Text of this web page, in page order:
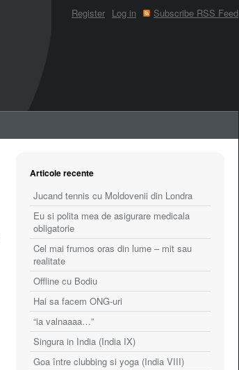
Register Log in Subscribe RSS Feed
Articole recente
Jucand tennis cu Moldovenii din Londra
Eu si polita mea de asigurare medicala
obligatorie
Cel mai frumos oras din lume – mit sau
realitate
Offline cu Bodiu
Hai sa facem ONG-uri
“ia valnaaaa…”
Singura in India (India IX)
Goa între clubbing si yoga (India VIII)